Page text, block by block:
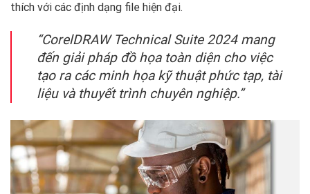
thích với các định dạng file hiện đại.
“CorelDRAW Technical Suite 2024 mang
đến giải pháp đồ họa toàn diện cho việc
tạo ra các minh họa kỹ thuật phức tạp, tài
liệu và thuyết trình chuyên nghiệp.”